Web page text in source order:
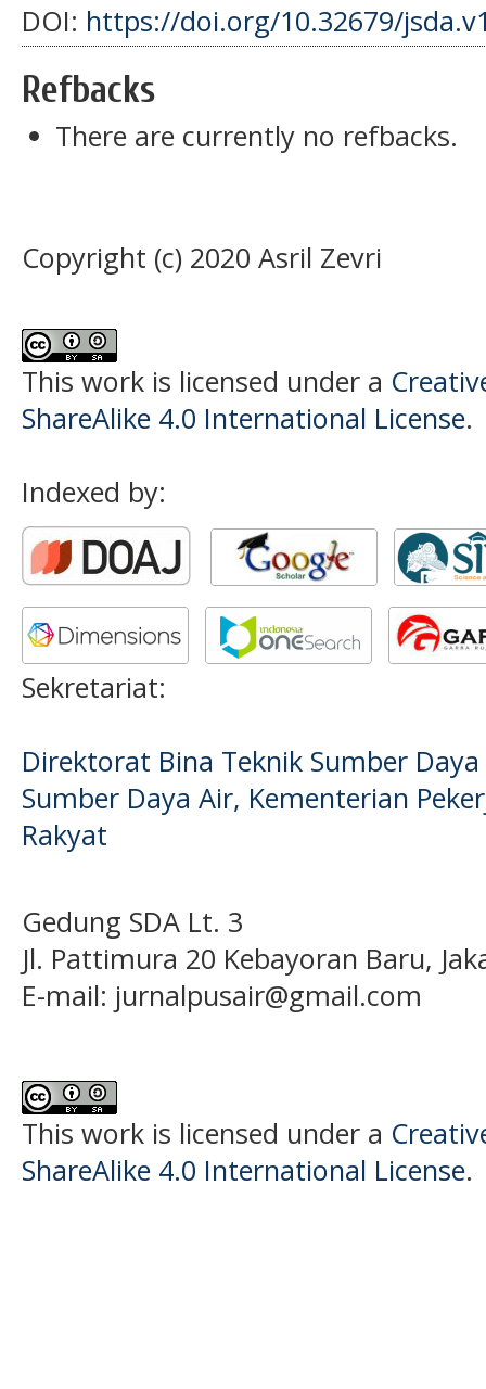
DOI: https://doi.org/10.32679/
Refbacks
There are currently no refbacks.
Copyright (c) 2020 Asril Zevri
This work is licensed under a
ShareAlike 4.0 International License.
Indexed by:
Sekretariat:
Direktorat Bina Teknik Sumber
Sumber Daya Air, Kementerian
Rakyat
Gedung SDA Lt. 3
Jl. Pattimura 20 Kebayoran Baru,
E-mail: jurnalpusair@gmail.com
This work is licensed under a
ShareAlike 4.0 International License.